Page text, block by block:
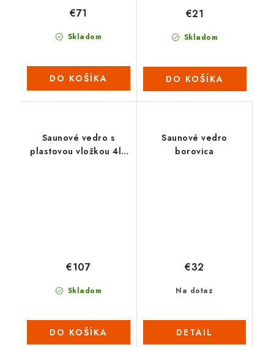
Skladom
€71
DO KOŠÍKA
Skladom
€21
DO KOŠÍKA
Saunové vedro s
plastovou vložkou 4l -
Skladom
€107
DO KOŠÍKA
Saunové vedro
borovica
Na dotaz
€32
DETAIL